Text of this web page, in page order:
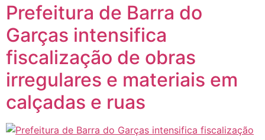
Prefeitura de Barra do
Garças intensifica
fiscalização de obras
irregulares e materiais em
calçadas e ruas